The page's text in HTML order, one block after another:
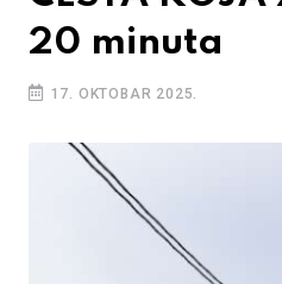
20 minuta
17. OKTOBAR 2025.